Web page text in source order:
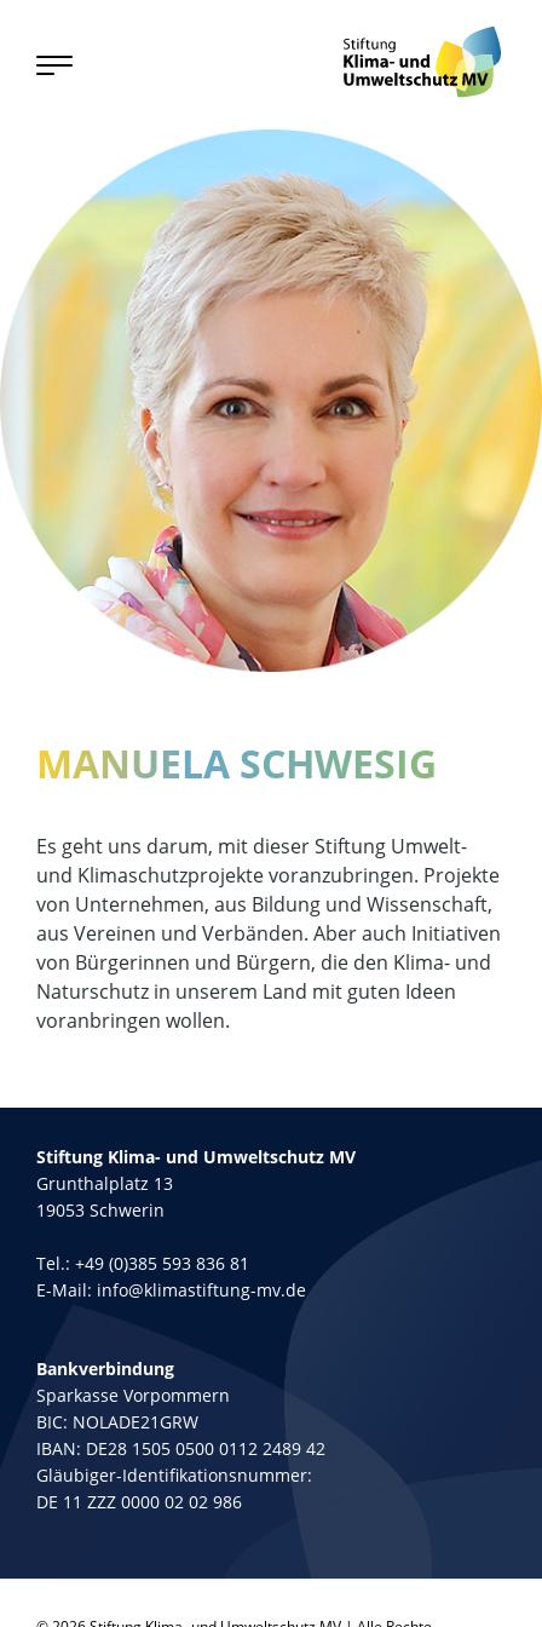
MANUELA SCHWESIG
Es geht uns darum, mit dieser Stiftung Umwelt-
und Klimaschutzprojekte voranzubringen. Projekte
von Unternehmen, aus Bildung und Wissenschaft,
aus Vereinen und Verbänden. Aber auch Initiativen
von Bürgerinnen und Bürgern, die den Klima- und
Naturschutz in unserem Land mit guten Ideen
voranbringen wollen.
Stiftung Klima- und Umweltschutz MV
Grunthalplatz 13
19053 Schwerin
Tel.: +49 (0)385 593 836 81
E-Mail: info@klimastiftung-mv.de
Bankverbindung
Sparkasse Vorpommern
BIC: NOLADE21GRW
IBAN: DE28 1505 0500 0112 2489 42
Gläubiger-Identifikationsnummer:
DE 11 ZZZ 0000 02 02 986